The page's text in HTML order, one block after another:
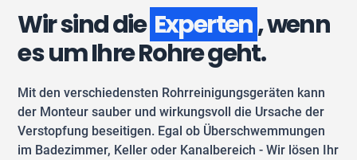
Wir sind die Experten, wenn
es um Ihre Rohre geht.
Mit den verschiedensten Rohrreinigungsgeräten kann
der Monteur sauber und wirkungsvoll die Ursache der
Verstopfung beseitigen. Egal ob Überschwemmungen
im Badezimmer, Keller oder Kanalbereich - Wir lösen Ihr